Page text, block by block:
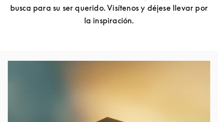
busca para su ser querido. Visítenos y déjese llevar por
la inspiración.